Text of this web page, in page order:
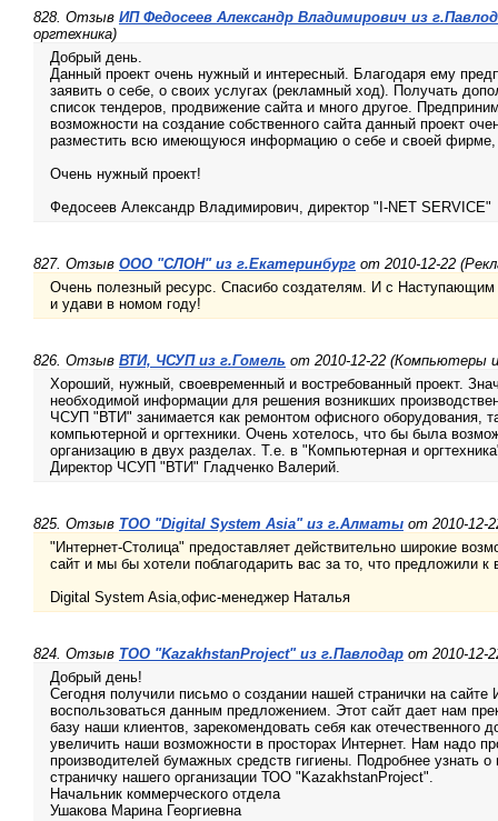
828. Отзыв ИП Федосеев Александр Владимирович из
оргтехника)
Добрый день.
Данный проект очень нужный и интересный. Благодаря ему
заявить о себе, о своих услугах (рекламный ход). Получать
список тендеров, продвижение сайта и много другое.
возможности на создание собственного сайта данный проект
разместить всю имеющуюся информацию о себе и своей фирме,
Очень нужный проект!
Федосеев Александр Владимирович, директор "I-NET SERVICE"
827. Отзыв ООО "СЛОН" из г.Екатеринбург от 2010-12-22
Очень полезный ресурс. Спасибо создателям. И с
и удави в номом году!
826. Отзыв ВТИ, ЧСУП из г.Гомель от 2010-12-22 (Компьютеры
Хороший, нужный, своевременный и востребованный проект.
необходимой информации для решения возникших
ЧСУП "ВТИ" занимается как ремонтом офисного оборудования,
компьютерной и оргтехники. Очень хотелось, что бы была
организацию в двух разделах. Т.е. в "Компьютерная и
Директор ЧСУП "ВТИ" Гладченко Валерий.
825. Отзыв ТОО "Digital System Asia" из г.Алматы от 2010-12-
"Интернет-Столица" предоставляет действительно широкие
сайт и мы бы хотели поблагодарить вас за то, что предложили к
Digital System Asia,офис-менеджер Наталья
824. Отзыв ТОО "KazakhstanProject" из г.Павлодар от 2010-12-
Добрый день!
Сегодня получили письмо о создании нашей странички на сайте
воспользоваться данным предложением. Этот сайт дает нам
базу наши клиентов, зарекомендовать себя как отечественного
увеличить наши возможности в просторах Интернет. Нам надо
производителей бумажных средств гигиены. Подробнее
страничку нашего организации ТОО "KazakhstanProject".
Начальник коммерческого отдела
Ушакова Марина Георгиевна